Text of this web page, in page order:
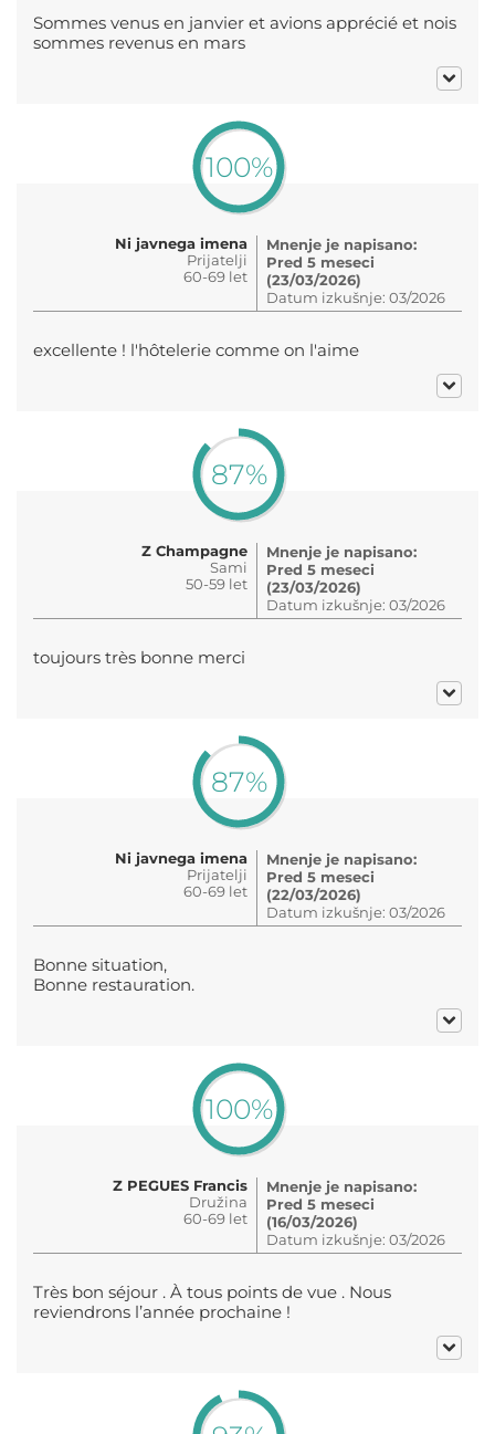
Sommes venus en janvier et avions apprécié et nois
sommes revenus en mars
100%
Ni javnega imena
Prijatelji
60-69 let
Mnenje je napisano:
Pred 5 meseci
(23/03/2026)
Datum izkušnje: 03/2026
excellente ! l'hôtelerie comme on l'aime
87%
Z Champagne
Sami
50-59 let
Mnenje je napisano:
Pred 5 meseci
(23/03/2026)
Datum izkušnje: 03/2026
toujours très bonne merci
87%
Ni javnega imena
Prijatelji
60-69 let
Mnenje je napisano:
Pred 5 meseci
(22/03/2026)
Datum izkušnje: 03/2026
Bonne situation,
Bonne restauration.
100%
Z PEGUES Francis
Družina
60-69 let
Mnenje je napisano:
Pred 5 meseci
(16/03/2026)
Datum izkušnje: 03/2026
Très bon séjour . À tous points de vue . Nous
reviendrons l’année prochaine !